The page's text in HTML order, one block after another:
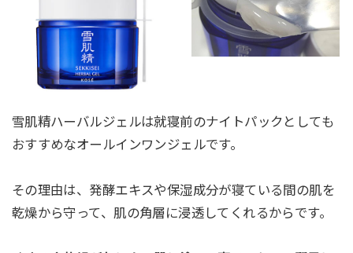
雪肌精ハーバルジェルは就寝前のナイトパックとしても
おすすめなオールインワンジェルです。
その理由は、発酵エキスや保湿成分が寝ている間の肌を
乾燥から守って、肌の角層に浸透してくれるからです。